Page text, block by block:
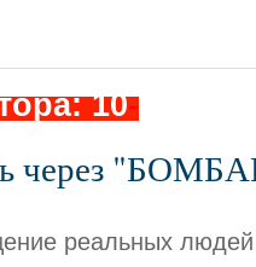
10-
через
реальных